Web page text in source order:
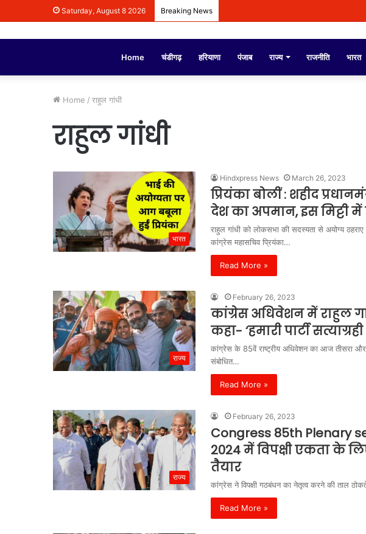
Saturday, August 8 2026 Breaking News
Home चंडीगढ़ हरियाणा पंजाब राज्य राजनीति भारत
Home / राहुल गांधी
राहुल गांधी
भारत
Hindxpress News March 26, 2023
प्रियंका बोलीं : शहीद
देश का अपमान, इस मिट्टी
राहुल गांधी को लोकसभा की सदस्यता से अयोग्य ठहराए
कांग्रेस महासचिव प्रियंका…
Read More »
राज्य
February 26, 2023
कांग्रेस अधिवेशन में राहुल
कहा- ‘हमारी पार्टी
कांग्रेस के 85वें राष्‍ट्रीय अधिवेशन का आज तीसरा
संबोधित…
Read More »
राज्य
February 26, 2023
Congress 85th Plenary
2024 में विपक्षी एकता के
तैयार
कांग्रेस ने विपक्षी गठबंधन का नेतृत्व करने की ताल
Read More »